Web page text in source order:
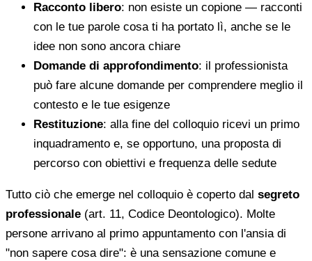
Racconto libero: non esiste un copione — racconti
con le tue parole cosa ti ha portato lì, anche se le
idee non sono ancora chiare
Domande di approfondimento: il professionista
può fare alcune domande per comprendere meglio il
contesto e le tue esigenze
Restituzione: alla fine del colloquio ricevi un primo
inquadramento e, se opportuno, una proposta di
percorso con obiettivi e frequenza delle sedute
Tutto ciò che emerge nel colloquio è coperto dal segreto
professionale (art. 11, Codice Deontologico). Molte
persone arrivano al primo appuntamento con l'ansia di
"non sapere cosa dire": è una sensazione comune e